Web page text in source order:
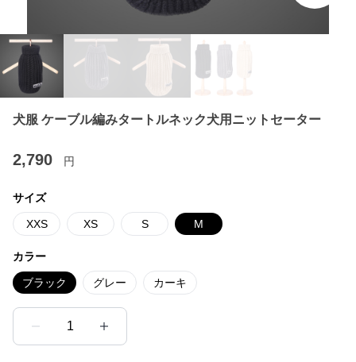
犬服 ケーブル編みタートルネック犬用ニットセーター
2,790 円
サイズ
XXS XS S M
カラー
ブラック グレー カーキ
1